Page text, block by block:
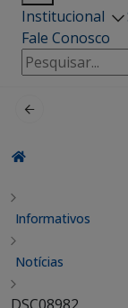
Institucional
Fale Conosco
Pesquisar
por:
Informativos
Notícias